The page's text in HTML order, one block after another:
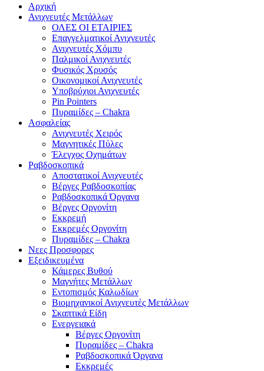
Αρχική
Ανιχνευτές Μετάλλων
ΟΛΕΣ ΟΙ ΕΤΑΙΡΙΕΣ
Επαγγελματικοί Ανιχνευτές
Ανιχνευτές Χόμπυ
Παλμικοί Ανιχνευτές
Φυσικός Χρυσός
Οικονομικοί Ανιχνευτές
Υποβρύχιοι Ανιχνευτές
Pin Pointers
Πυραμίδες – Chakra
Ασφαλείας
Ανιχνευτές Χειρός
Μαγνητικές Πύλες
Έλεγχος Οχημάτων
Ραβδοσκοπικά
Αποστατικοί Ανιχνευτές
Βέργες Ραβδοσκοπίας
Ραβδοσκοπικά Όργανα
Βέργες Οργονίτη
Εκκρεμή
Εκκρεμές Οργονίτη
Πυραμίδες – Chakra
Νεες Προσφορες
Εξειδικευμένα
Κάμερες Βυθού
Μαγνήτες Μετάλλων
Εντοπισμός Καλωδίων
Βιομηχανικοί Ανιχνευτές Μετάλλων
Σκαπτικά Είδη
Ενεργειακά
Βέργες Οργονίτη
Πυραμίδες – Chakra
Ραβδοσκοπικά Όργανα
Εκκρεμές